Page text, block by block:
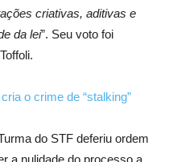
criativas, aditivas e
da lei”. Seu voto foi
o crime de “stalking”
do STF deferiu ordem
a nulidade do processo a